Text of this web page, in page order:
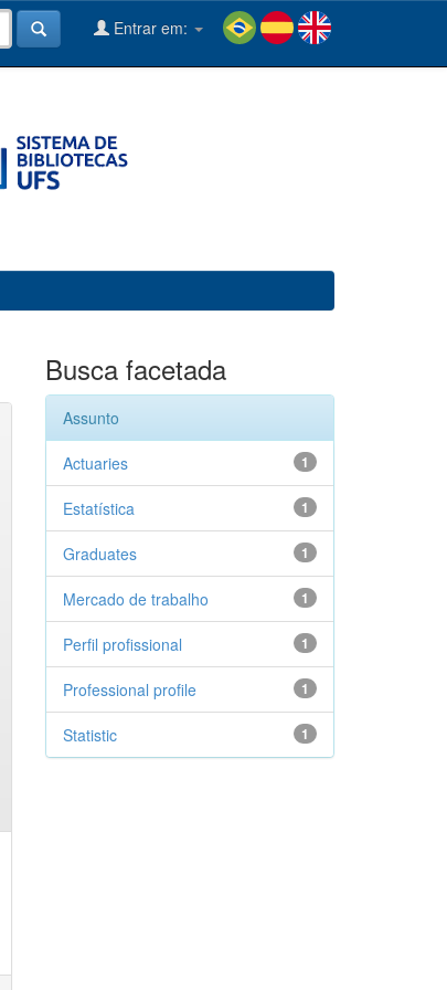
Entrar em:
Busca facetada
Assunto
1
Actuaries
1
Estatística
1
Graduates
1
Mercado de trabalho
1
Perfil profissional
1
Professional profile
1
Statistic